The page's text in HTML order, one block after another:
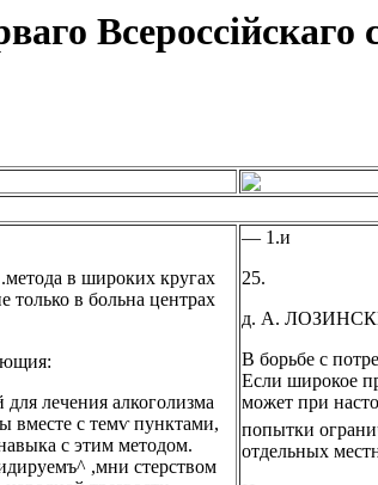
Всероссійскаго
в широких кругах
только в больна центрах
лечения алкоголизма
вместе с темѵ пунктами,
с этим методом.
,мни стерством
— 1.и
25.
д. А.
В борьбе с
Если широкое
может при
попытки
отдельных